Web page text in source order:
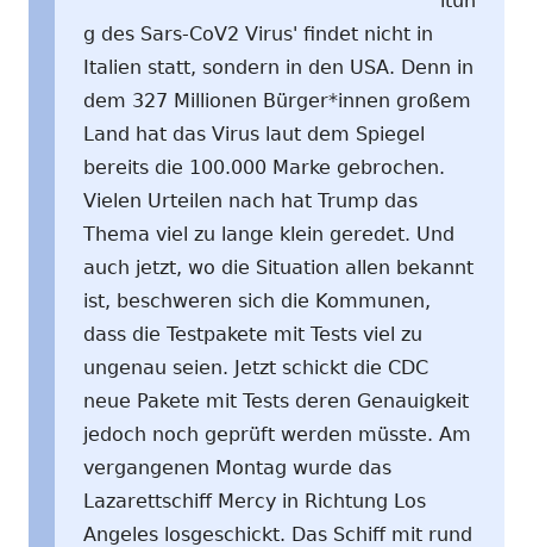
g des Sars-CoV2 Virus' findet nicht in
Italien statt, sondern in den USA. Denn in
dem 327 Millionen Bürger*innen großem
Land hat das Virus laut dem Spiegel
bereits die 100.000 Marke gebrochen.
Vielen Urteilen nach hat Trump das
Thema viel zu lange klein geredet. Und
auch jetzt, wo die Situation allen bekannt
ist, beschweren sich die Kommunen,
dass die Testpakete mit Tests viel zu
ungenau seien. Jetzt schickt die CDC
neue Pakete mit Tests deren Genauigkeit
jedoch noch geprüft werden müsste. Am
vergangenen Montag wurde das
Lazarettschiff Mercy in Richtung Los
Angeles losgeschickt. Das Schiff mit rund